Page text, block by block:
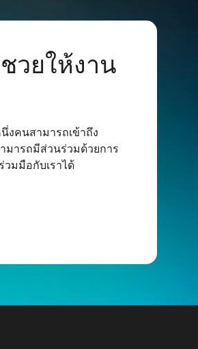
วยให้งาน
งคนสามารถเข้าถึง
ารถมีส่วนร่วมด้วยการ
มมือกับเราได้